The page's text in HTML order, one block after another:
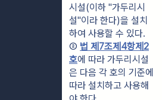
시설(이하 "가두리시
설"이라 한다)을 설치
하여 사용할 수 있다.
② 법 제7조제4항제2
호에 따라 가두리시설
은 다음 각 호의 기준에
따라 설치하고 사용해